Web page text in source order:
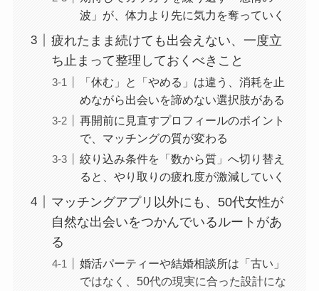
波」が、体力より先に気力を奪っていく
疲れたまま続けても出会えない、一度立
ち止まって整理しておくべきこと
「休む」と「やめる」は違う、消耗を止
めながら出会いを諦めない選択肢がある
再開前に見直すプロフィールのポイント
で、マッチングの質が変わる
絞り込み条件を「数から質」へ切り替え
ると、やり取りの疲れ度が激減していく
マッチングアプリ以外にも、50代女性が
自然な出会いをつかんでいるルートがあ
る
婚活パーティーや結婚相談所は「古い」
ではなく、50代の現実に合った設計にな